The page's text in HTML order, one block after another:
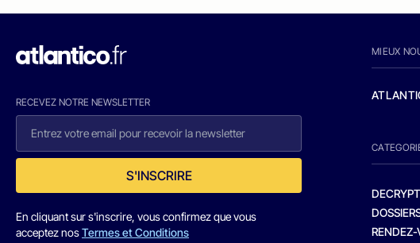
RECEVEZ NOTRE NEWSLETTER
S'INSCRIRE
En cliquant sur s'inscrire, vous confirmez que vous
acceptez nosTermes et Conditions
MIEUX
RENDEZ-